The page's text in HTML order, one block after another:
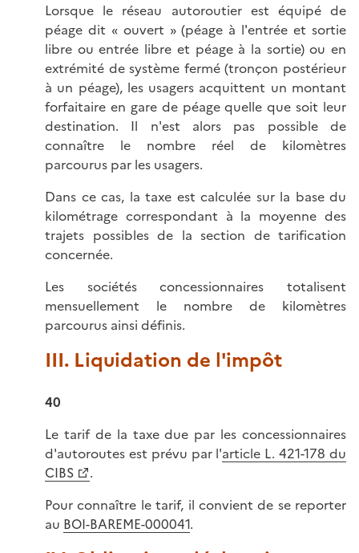
Lorsque le réseau autoroutier est équipé de
péage dit « ouvert » (péage à l'entrée et sortie
libre ou entrée libre et péage à la sortie) ou en
extrémité de système fermé (tronçon postérieur
à un péage), les usagers acquittent un montant
forfaitaire en gare de péage quelle que soit leur
destination. Il n'est alors pas possible de
connaître le nombre réel de kilomètres
parcourus par les usagers.
Dans ce cas, la taxe est calculée sur la base du
kilométrage correspondant à la moyenne des
trajets possibles de la section de tarification
concernée.
Les sociétés concessionnaires totalisent
mensuellement le nombre de kilomètres
parcourus ainsi définis.
III. Liquidation de l'impôt
40
Le tarif de la taxe due par les concessionnaires
d'autoroutes est prévu par l'article L. 421-178 du
CIBS
.
Pour connaître le tarif, il convient de se reporter
au BOI-BAREME-000041.